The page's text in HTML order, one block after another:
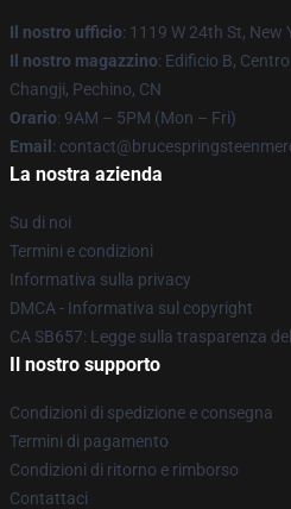
Il nostro ufficio: 1119 W 24th St, New
Il nostro magazzino: Edificio B,
Changji, Pechino, CN
Orario: 9AM – 5PM (Mon – Fri)
Email :
La nostra azienda
Su di noi
Termini e condizioni
Informativa sulla privacy
DMCA - Informativa sul copyright
CA SB657: Legge sulla trasparenza
Il nostro supporto
Condizioni di spedizione e consegna
Termini di pagamento
Condizioni di ritorno e rimborso
Contattaci